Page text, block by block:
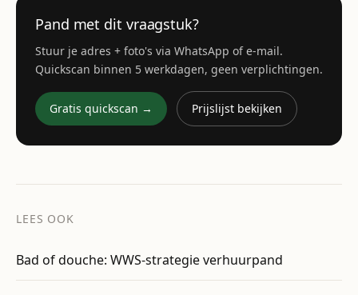
Pand met dit vraagstuk?
Stuur je adres + foto's via WhatsApp of e-mail.
Quickscan binnen 5 werkdagen, geen verplichtingen.
Gratis quickscan → Prijslijst bekijken
LEES OOK
Bad of douche: WWS-strategie verhuurpand